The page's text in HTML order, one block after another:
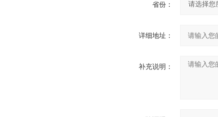
省份：
详细地址：
补充说明：